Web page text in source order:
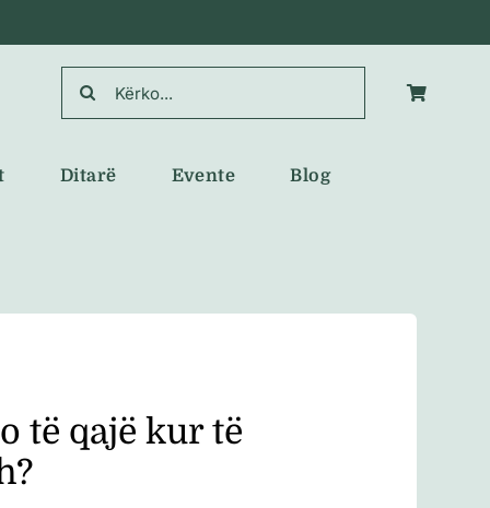
Search
for:
Ditarë Evente Blog
të qajë kur të